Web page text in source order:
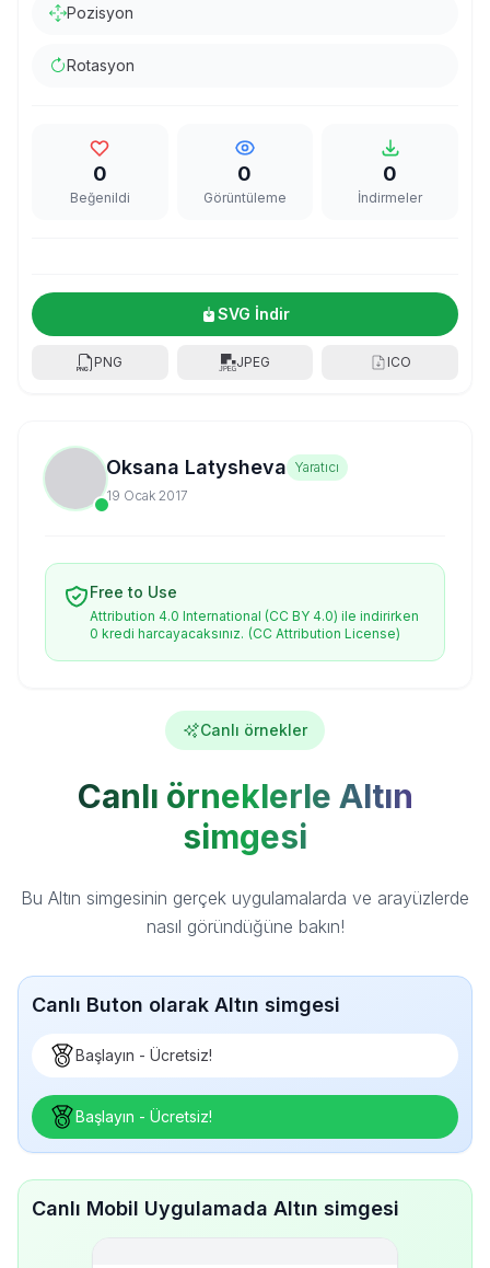
Pozisyon
Rotasyon
0
Beğenildi
0
Görüntüleme
0
İndirmeler
SVG İndir
PNG JPEG ICO
Oksana Latysheva Yaratıcı
19 Ocak 2017
Free to Use
Attribution 4.0 International (CC BY 4.0) ile indirirken
0 kredi harcayacaksınız. (CC Attribution License)
Canlı örnekler
Canlı örneklerle Altın
simgesi
Bu Altın simgesinin gerçek uygulamalarda ve arayüzlerde
nasıl göründüğüne bakın!
Canlı Buton olarak Altın simgesi
Başlayın - Ücretsiz!
Başlayın - Ücretsiz!
Canlı Mobil Uygulamada Altın simgesi